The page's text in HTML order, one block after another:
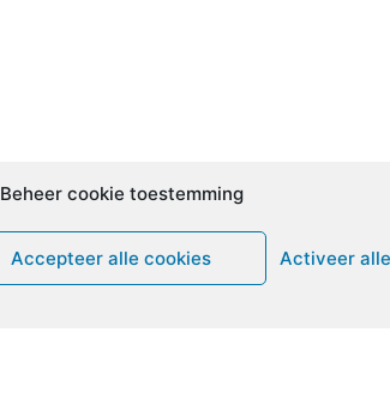
Beheer cookie toestemming
Accepteer alle cookies Activeer